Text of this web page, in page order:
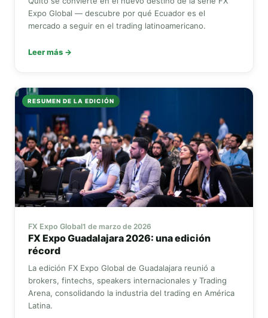
Expo Global — descubre por qué Ecuador es el
mercado a seguir en el trading latinoamericano.
Leer más →
RESUMEN DE LA EDICIÓN
FX Expo Global1 de marzo de 2026
FX ExpoGuadalajara 2026: una edición
récord
La edición FX Expo Global de Guadalajara reunió a
brokers, fintechs, speakers internacionales y Trading
Arena, consolidando la industria del trading en América
Latina.